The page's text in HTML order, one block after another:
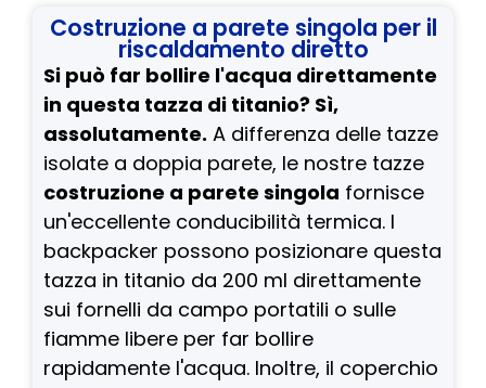
Costruzione a parete singola per il
riscaldamento diretto
Si può far bollire l'acqua direttamente
in questa tazza di titanio? Sì,
assolutamente. A differenza delle tazze
isolate a doppia parete, le nostre tazze
costruzione a parete singola fornisce
un'eccellente conducibilità termica. I
backpacker possono posizionare questa
tazza in titanio da 200 ml direttamente
sui fornelli da campo portatili o sulle
fiamme libere per far bollire
rapidamente l'acqua. Inoltre, il coperchio